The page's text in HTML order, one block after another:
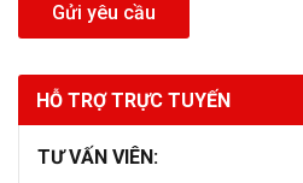
Gửi yêu cầu
HỖ TRỢ TRỰC TUYẾN
TƯ VẤN VIÊN: